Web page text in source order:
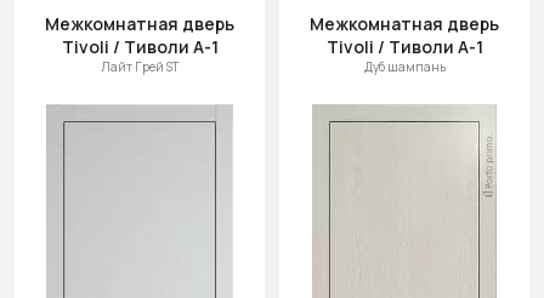
Межкомнатная дверь
Tivoli / Тиволи А-1
Лайт Грей ST
Межкомнатная дверь
Tivoli / Тиволи А-1
Дуб шампань